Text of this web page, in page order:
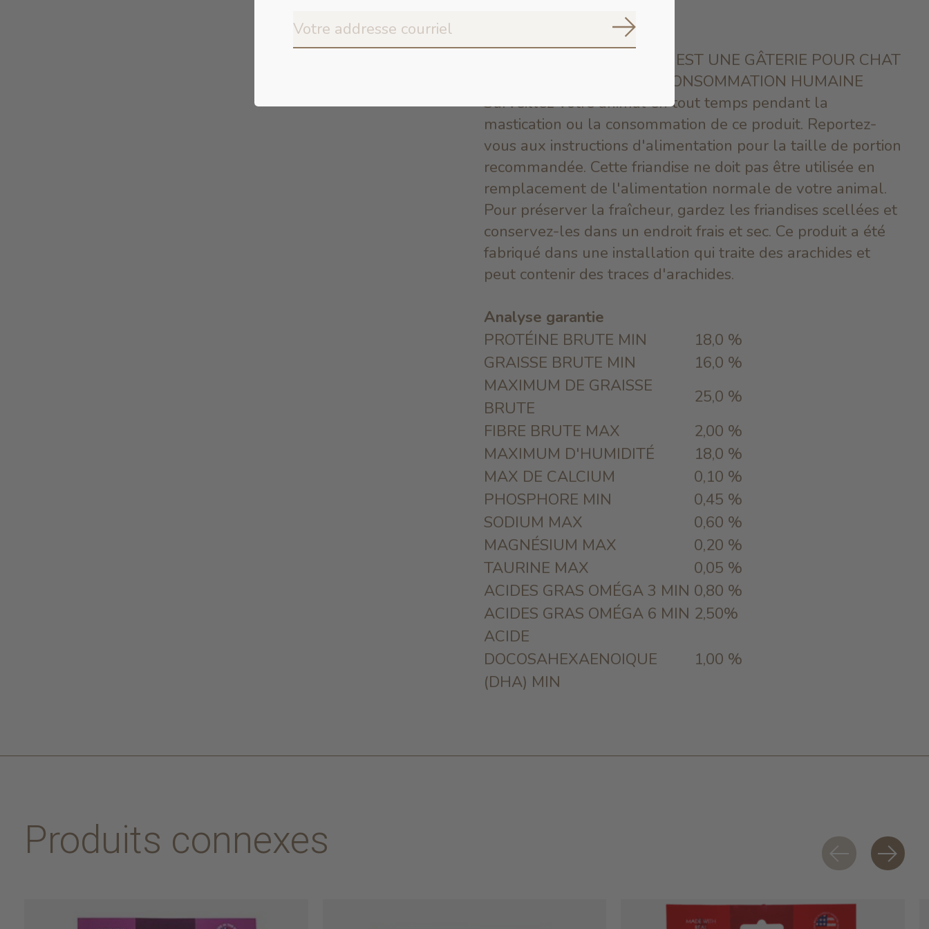
de non-responsabilité CECI EST UNE GÂTERIE POUR CHAT
ET NON DESTINÉE À LA CONSOMMATION HUMAINE
Surveillez votre animal en tout temps pendant la
mastication ou la consommation de ce produit. Reportez-
vous aux instructions d'alimentation pour la taille de portion
recommandée. Cette friandise ne doit pas être utilisée en
remplacement de l'alimentation normale de votre animal.
Pour préserver la fraîcheur, gardez les friandises scellées et
conservez-les dans un endroit frais et sec. Ce produit a été
fabriqué dans une installation qui traite des arachides et
peut contenir des traces d'arachides.
Analyse garantie
PROTÉINE BRUTE MIN
18,0 %
GRAISSE BRUTE MIN
16,0 %
MAXIMUM DE GRAISSE
BRUTE
25,0 %
FIBRE BRUTE MAX
2,00 %
MAXIMUM D'HUMIDITÉ
18,0 %
MAX DE CALCIUM
0,10 %
PHOSPHORE MIN
0,45 %
SODIUM MAX
0,60 %
MAGNÉSIUM MAX
0,20 %
TAURINE MAX
0,05 %
ACIDES GRAS OMÉGA 3 MIN 0,80 %
ACIDES GRAS OMÉGA 6 MIN 2,50%
ACIDE
DOCOSAHEXAENOIQUE
(DHA) MIN
1,00 %
Produits connexes
S'abonner